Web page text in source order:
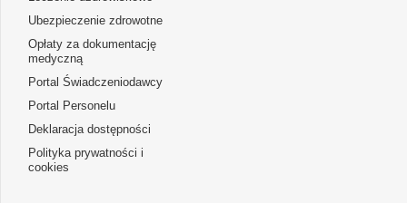
Ubezpieczenie zdrowotne
Opłaty za dokumentację
medyczną
Portal Świadczeniodawcy
Portal Personelu
Deklaracja dostępności
Polityka prywatności i
cookies